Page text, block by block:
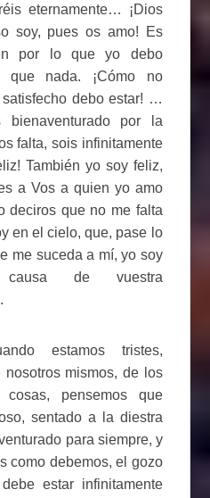
eternamente… ¡Dios
soy, pues os amo! Es
por lo que yo debo
que nada. ¡Cómo no
debo estar! …
bienaventurado por la
falta, sois infinitamente
También yo soy feliz,
a Vos a quien yo amo
deciros que no me falta
en el cielo, que, pase lo
me suceda a mí, yo soy
de vuestra
estamos tristes,
nosotros mismos, de los
pensemos que
sentado a la diestra
para siempre, y
como debemos, el gozo
estar infinitamente